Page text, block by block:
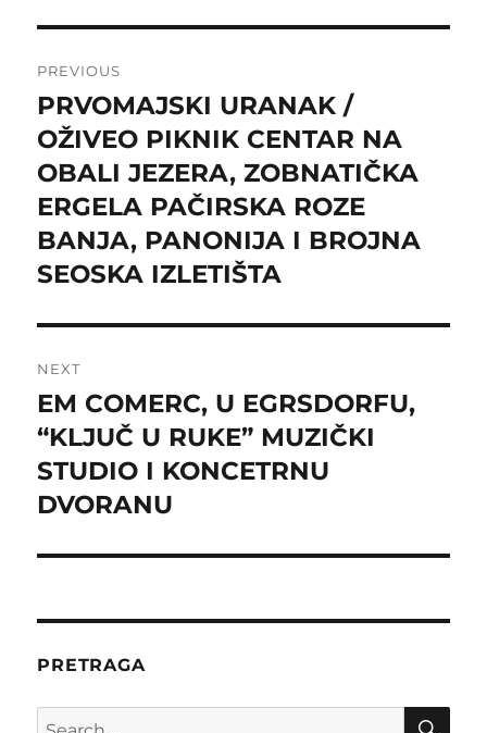
navigation
PREVIOUS
Previous
post:
PRVOMAJSKI URANAK /
OŽIVEO PIKNIK CENTAR NA
OBALI JEZERA, ZOBNATIČKA
ERGELA PAČIRSKA ROZE
BANJA, PANONIJA I BROJNA
SEOSKA IZLETIŠTA
NEXT
Next
post:
EM COMERC, U EGRSDORFU,
“KLJUČ U RUKE” MUZIČKI
STUDIO I KONCETRNU
DVORANU
PRETRAGA
Search